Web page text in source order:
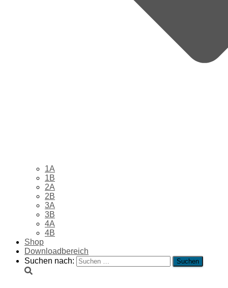
1A
1B
2A
2B
3A
3B
4A
4B
Shop
Downloadbereich
Suchen nach: